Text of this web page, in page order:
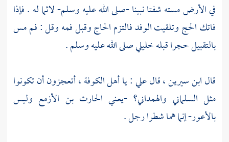
في الأرض مسته شفتا نبينا -صلى الله عليه وسلم- لاثما له . فإذا
فاتك الحج وتلقيت الوفد فالتزم الحاج وقبل فمه وقل : فم مس
بالتقبيل حجرا قبله خليلي صلى الله عليه وسلم .
قالابن سيرين، قالعلي: ياأهلالكوفة، أتعجزون أن تكونوا
مثل السلماني والهمداني؟ -يعني الحارث بن الأزمع وليس
بالأعور- إنما هما شطرا رجل .